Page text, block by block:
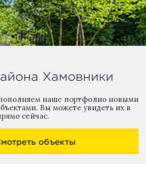
Хамовники
наше портфолио новыми
Вы можете увидеть их в
сейчас.
объекты